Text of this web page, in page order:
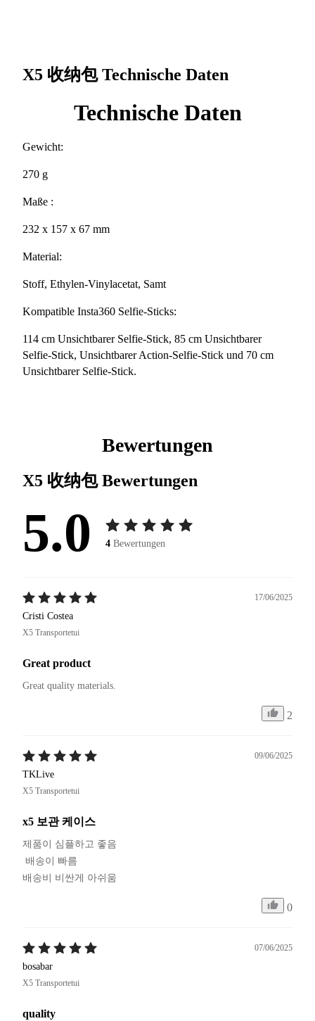
X5 收纳包Technische Daten
Technische Daten
Gewicht:
270 g
Maße :
232 x 157 x 67 mm
Material:
Stoff, Ethylen-Vinylacetat, Samt
Kompatible Insta360 Selfie-Sticks:
114 cm Unsichtbarer Selfie-Stick, 85 cm Unsichtbarer
Selfie-Stick, Unsichtbarer Action-Selfie-Stick und 70 cm
Unsichtbarer Selfie-Stick.
Bewertungen
X5 收纳包Bewertungen
5.0 4 Bewertungen
17/06/2025
Cristi Costea
X5 Transportetui
Great product
2
09/06/2025
TKLive
X5 Transportetui
x5 보관 케이스
제품이 심플하고 좋음
배송비 비싼게 아쉬움
0
07/06/2025
bosabar
X5 Transportetui
quality